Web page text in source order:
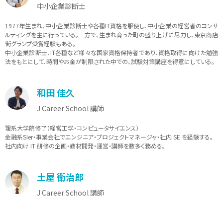
中小企業診断士
1977年生まれ、中小企業診断士や各種IT資格を駆使し、中小企業の経営者のコンサ
ルティングを主に行っている。一方で、生まれ育った町の盛り上げに尽力し、東京商店
街グランプ受賞経験もある。
中小企業診断士、IT各種など様々な国家資格保持者であり、資格取得に向けた勉強
法をもとにして、時間やお金が制限された中での、試験対策講座を得意にしている。
和田 佳久
J Career School 講師
理系大学院修了（経営工学・コンピュータサイエンス）
金融系SIer・事業会社でエンジニア・プロジェクトマネージャ・社内 SE を経験する。
社内向け IT 研修の企画・教材開発・運営・講師を数多く務める。
土屋 衛治郎
J Career School 講師